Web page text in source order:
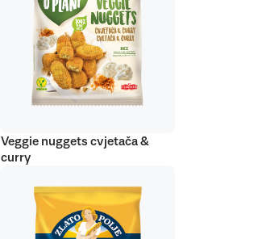
Veggie nuggets cvjetača &
curry